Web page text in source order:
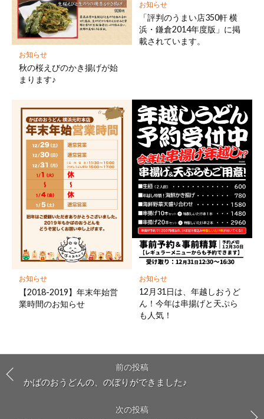
お知らせ
秋の桜えびのかき揚げが始
まります♪
お知らせ
「評判のうまい店350軒 横
浜・鎌倉2014年度版」に掲
載されています。
お知らせ
【2018-2019】年末年始営
業時間のお知らせ
お知らせ
12月31日は、年越しおうど
ん！今年は串揚げと天ぷら
も人気！
前の投稿
かばのおうどんの、のぼりができました♪
次の投稿